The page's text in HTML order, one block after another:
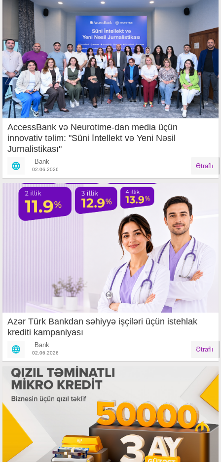
AccessBank və Neurotime-dan media üçün
innovativ təlim: "Süni İntellekt və Yeni Nəsil
Jurnalistikası"
Bank
02.06.2026 Ətraflı
Azər Türk Bankdan səhiyyə işçiləri üçün istehlak
krediti kampaniyası
Bank
02.06.2026 Ətraflı